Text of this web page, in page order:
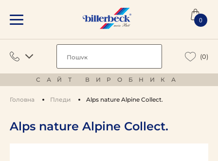
0
(0)
САЙТ ВИРОБНИКА
Головна Пледи Alps nature Alpine Collect.
Alps nature Alpine Collect.